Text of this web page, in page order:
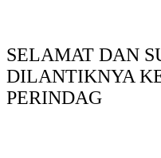
SELAMAT DAN
DILANTIKNYA
PERINDAG